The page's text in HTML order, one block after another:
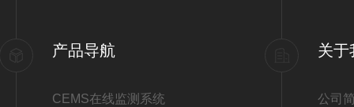
产品导航
CEMS在线监测系统
关于
公司